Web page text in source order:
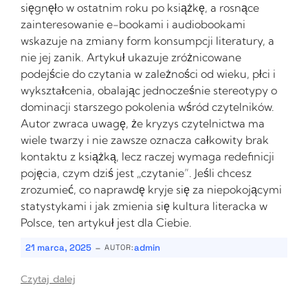
sięgnęło w ostatnim roku po książkę, a rosnące
zainteresowanie e-bookami i audiobookami
wskazuje na zmiany form konsumpcji literatury, a
nie jej zanik. Artykuł ukazuje zróżnicowane
podejście do czytania w zależności od wieku, płci i
wykształcenia, obalając jednocześnie stereotypy o
dominacji starszego pokolenia wśród czytelników.
Autor zwraca uwagę, że kryzys czytelnictwa ma
wiele twarzy i nie zawsze oznacza całkowity brak
kontaktu z książką, lecz raczej wymaga redefinicji
pojęcia, czym dziś jest „czytanie”. Jeśli chcesz
zrozumieć, co naprawdę kryje się za niepokojącymi
statystykami i jak zmienia się kultura literacka w
Polsce, ten artykuł jest dla Ciebie.
21 marca, 2025 - AUTOR:admin
Czytaj dalej